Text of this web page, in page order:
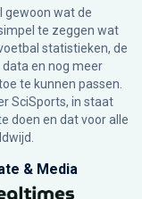
gewoon wat de
te zeggen wat
statistieken, de
en nog meer
te kunnen passen.
SciSports, in staat
doen en dat voor alle
& Media